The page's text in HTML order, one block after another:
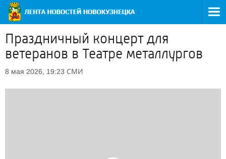
Праздничный концерт для
ветеранов в Театре металлургов
8 мая 2026, 19:23 СМИ